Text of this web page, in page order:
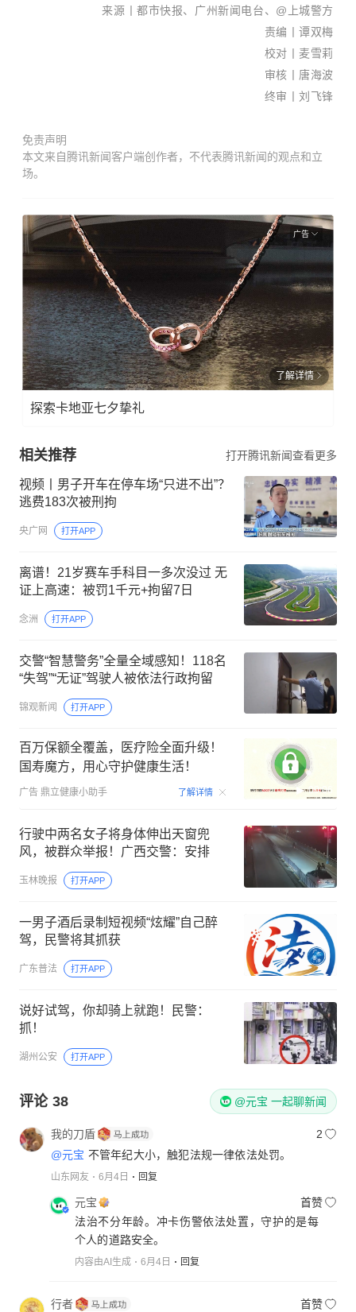
来源丨都市快报、广州新闻电台、@上城警方
责编丨谭双梅
校对丨麦雪莉
审核丨唐海波
终审丨刘飞锋
免责声明
本文来自腾讯新闻客户端创作者，不代表腾讯新闻的观点和立
场。
广告
了解详情
探索卡地亚七夕挚礼
相关推荐 打开腾讯新闻查看更多
视频丨男子开车在停车场“只进不出”？
逃费183次被刑拘
央广网 打开APP
离谱！21岁赛车手科目一多次没过 无
证上高速：被罚1千元+拘留7日
念洲 打开APP
交警“智慧警务”全量全域感知！118名
“失驾”“无证”驾驶人被依法行政拘留
锦观新闻 打开APP
百万保额全覆盖，医疗险全面升级！
国寿魔方，用心守护健康生活！
广告 鼎立健康小助手 了解详情 00:06
行驶中两名女子将身体伸出天窗兜
风，被群众举报！广西交警：安排
玉林晚报 打开APP
一男子酒后录制短视频“炫耀”自己醉
驾，民警将其抓获
广东普法 打开APP
说好试驾，你却骑上就跑！民警：
抓！
湖州公安 打开APP
评论 38 @元宝 一起聊新闻
我的刀盾
2
@元宝 不管年纪大小，触犯法规一律依法处罚。
山东网友 6月4日 回复
元宝
首赞
法治不分年龄。冲卡伤警依法处置，守护的是每
个人的道路安全。
内容由AI生成 6月4日 回复
行者
首赞